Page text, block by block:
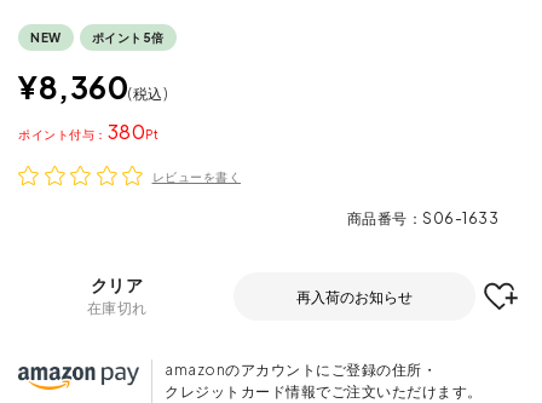
NEW ポイント5倍
¥8,360 税込
380
ポイント
レビューを書く
商品番号 S06-1633
クリア
在庫切れ
再入荷のお知らせ
amazonのアカウントにご登録の住所・
クレジットカード情報でご注文いただけます。